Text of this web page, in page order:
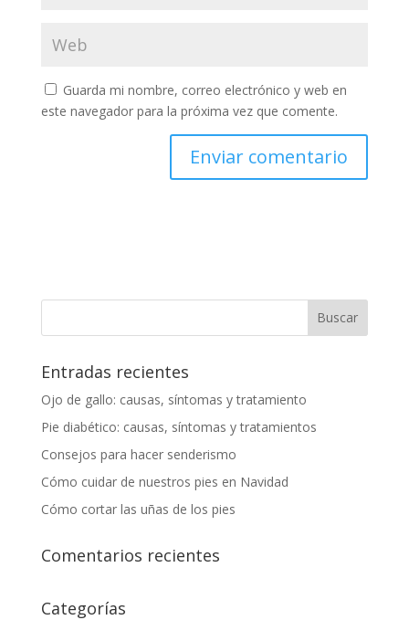
Guarda mi nombre, correo electrónico y web en
este navegador para la próxima vez que comente.
Entradas recientes
Ojo de gallo: causas, síntomas y tratamiento
Pie diabético: causas, síntomas y tratamientos
Consejos para hacer senderismo
Cómo cuidar de nuestros pies en Navidad
Cómo cortar las uñas de los pies
Comentarios recientes
Categorías